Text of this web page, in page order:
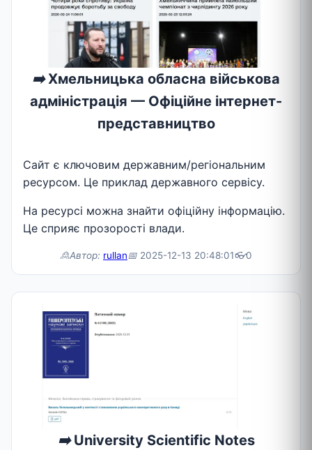
➡️Хмельницька обласна військова
адміністрація — Офіційне інтернет-
представництво
Сайт є ключовим державним/регіональним
ресурсом. Це приклад державного сервісу.
На ресурсі можна знайти офіційну інформацію.
Це сприяє прозорості влади.
🙎Автор: rullan📅 2025-12-13 20:48:01👓0
➡️University Scientific Notes